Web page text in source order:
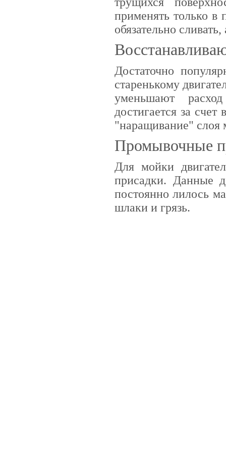
применять только в
обязательно
Достаточно
старенькому
уменьшают
достигается за
"наращивание" слоя
Промывочные
Для мойки
присадки. Данные
постоянно лилось
шлаки и грязь.